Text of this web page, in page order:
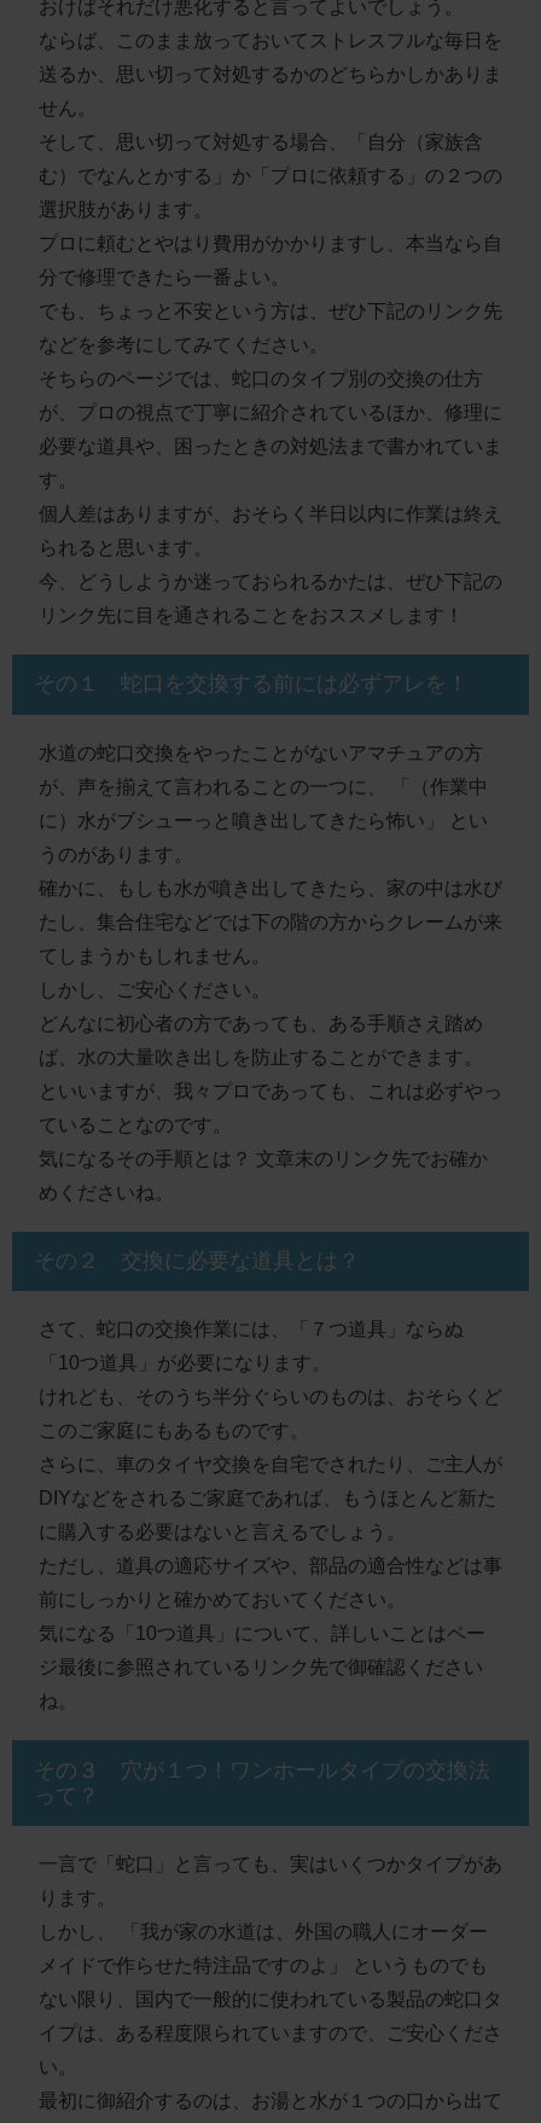
おけばそれだけ悪化する と言ってよいでしょう。
ならば、
このまま放っておいてストレスフルな毎日を
送るか、 思い切って対処するかのどちらかしかありま
せん。
そして、思い切って対処する場合、
「自分（家族含
む）でなんとかする」か「プロに依頼する」 の２つの
選択肢があります。
プロに頼むとやはり費用がかかりますし、本当なら自
分で修理できたら一番よい。
でも、ちょっと不安という方は、 ぜひ下記のリンク先
などを参考にしてみてください。
そちらのページでは、蛇口のタイプ別の交換の仕方
が、プロの視点で丁寧に紹介されているほか、修理に
必要な道具や、困ったときの対処法まで書かれていま
す。
個人差はありますが、おそらく半日以内に作業は終え
られると思います。
今、どうしようか迷っておられるかたは、ぜひ下記の
リンク先に目を通されることをおススメします！
その１ 蛇口を交換する前には必ずアレを！
水道の蛇口交換をやったことがないアマチュアの方
が、声を揃えて言われることの一つに、
「（作業中
に）水がブシューっと噴き出してきたら怖い」
とい
うのがあります。
確かに、もしも水が噴き出してきたら、家の中は水び
たし、集合住宅などでは下の階の方からクレームが来
てしまうかもしれません。
しかし、ご安心ください。
どんなに初心者の方であっても、ある手順さえ踏め
ば、水の大量吹き出しを防止することができます。
といいますが、我々プロであっても、これは必ずやっ
ていることなのです。
気になるその手順とは？ 文章末のリンク先でお確か
めくださいね。
その２ 交換に必要な道具とは？
さて、蛇口の交換作業には、 「７つ道具」 ならぬ
「10つ道具」 が必要になります。
けれども、そのうち半分ぐらいのものは、おそらくど
このご家庭にもあるものです。
さらに、 車のタイヤ交換を自宅でされたり、ご主人が
DIYなどをされる ご家庭であれば、
もうほとんど新た
に購入する必要はない と言えるでしょう。
ただし、 道具の適応サイズや、部品の適合性などは事
前にしっかりと確かめておいてください。
気になる「10つ道具」について、 詳しいことはペー
ジ最後に参照されているリンク先で御確認ください
ね。
その３ 穴が１つ！ワンホールタイプの交換法
って？
一言で「蛇口」と言っても、実はいくつかタイプがあ
ります。
しかし、 「我が家の水道は、外国の職人にオーダー
メイドで作らせた特注品ですのよ」 というものでも
ない限り、国内で一般的に使われている製品の蛇口タ
イプは、 ある程度限られていますので、ご安心くださ
い。
最初に御紹介するのは、
お湯と水が１つの口から出て